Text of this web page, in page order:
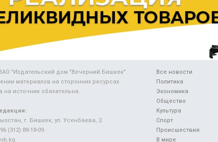
Все новости
Политика
Экономика
Общество
Культура
Спорт
Происшествия
В мире
"Издательский дом "Вечерний Бишкек"
материалов на сторонних ресурсах
на источник обязательна.
г. Бишкек, ул. Усенбаева, 2.
(312) 88-18-09.